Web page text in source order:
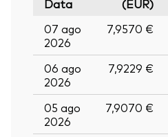
Data
(EUR)
07 ago
2026
7,9570 €
06 ago
2026
7,9229 €
05 ago
2026
7,9070 €